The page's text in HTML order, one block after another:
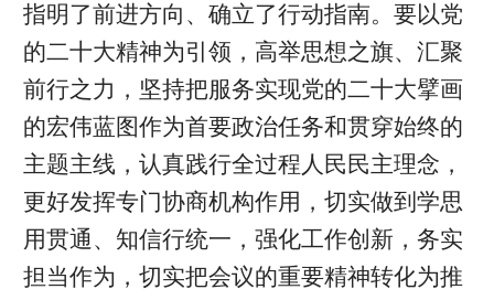
指明了前进方向、确立了行动指南。要以党
的二十大精神为引领，高举思想之旗、汇聚
前行之力，坚持把服务实现党的二十大擘画
的宏伟蓝图作为首要政治任务和贯穿始终的
主题主线，认真践行全过程人民民主理念，
更好发挥专门协商机构作用，切实做到学思
用贯通、知信行统一，强化工作创新，务实
担当作为，切实把会议的重要精神转化为推